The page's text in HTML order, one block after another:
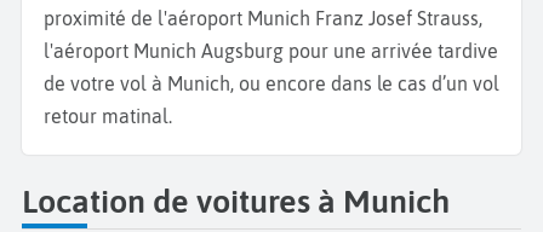
proximité de l'aéroport Munich Franz Josef Strauss,
l'aéroport Munich Augsburg pour une arrivée tardive
de votre vol à Munich, ou encore dans le cas d’un vol
retour matinal.
Location de voitures à Munich